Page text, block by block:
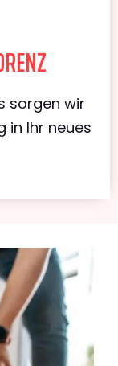
sorgen wir
in Ihr neues